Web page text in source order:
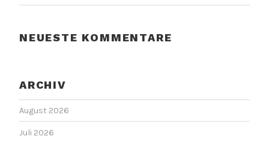
NEUESTE KOMMENTARE
ARCHIV
August 2026
Juli 2026